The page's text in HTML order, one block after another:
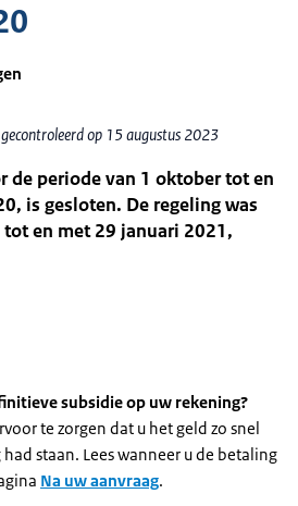
op 15 augustus 2023
de periode van 1 oktober tot en
is gesloten. De regeling was
en met 29 januari 2021,
subsidie op uw rekening?
te zorgen dat u het geld zo snel
staan. Lees wanneer u de betaling
Na uw aanvraag.